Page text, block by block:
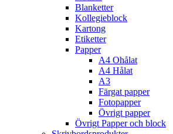
Blanketter
Kollegieblock
Kartong
Etiketter
Papper
A4 Ohålat
A4 Hålat
A3
Färgat papper
Fotopapper
Övrigt papper
Övrigt Papper och block